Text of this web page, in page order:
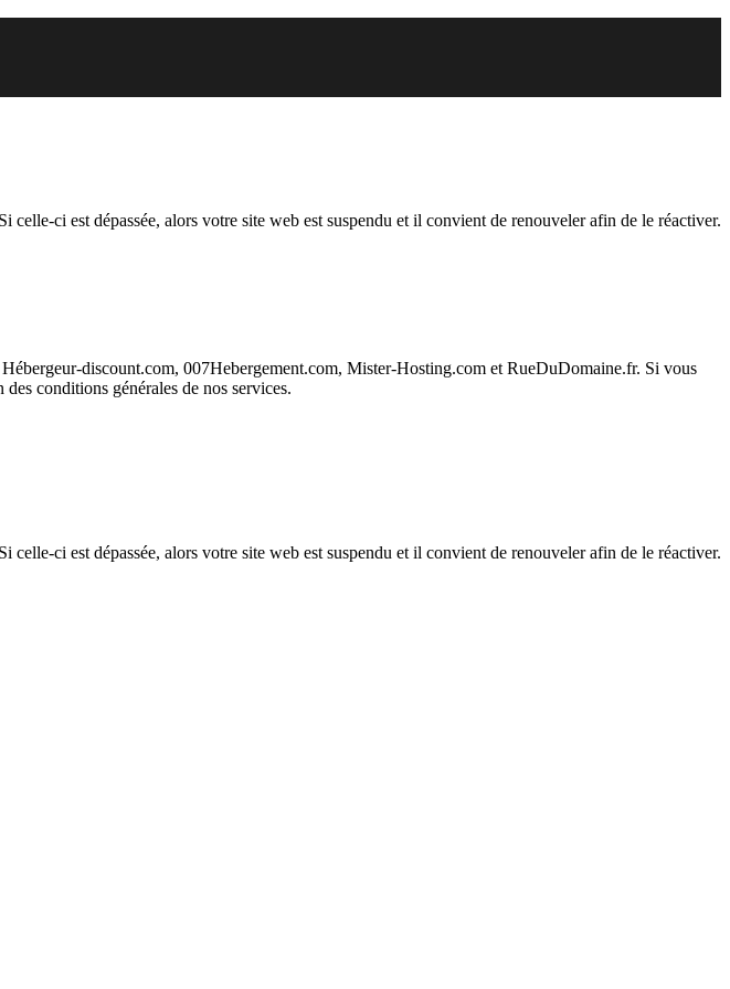
ci est dépassée, alors votre site web est suspendu et il convient de renouveler afin de le réactiver.
discount.com, 007Hebergement.com, Mister-Hosting.com et RueDuDomaine.fr. Si vous
conditions générales de nos services.
ci est dépassée, alors votre site web est suspendu et il convient de renouveler afin de le réactiver.